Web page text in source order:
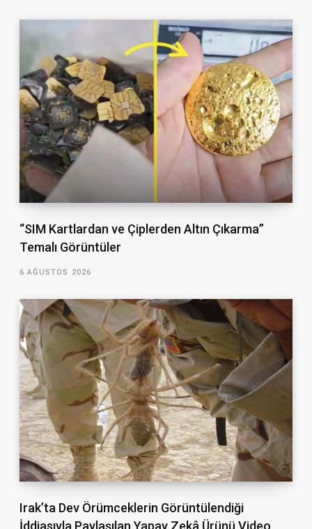
“SIM Kartlardan ve Çiplerden Altın Çıkarma”
Temalı Görüntüler
6 AĞUSTOS 2026
Irak’ta Dev Örümceklerin Görüntülendiği